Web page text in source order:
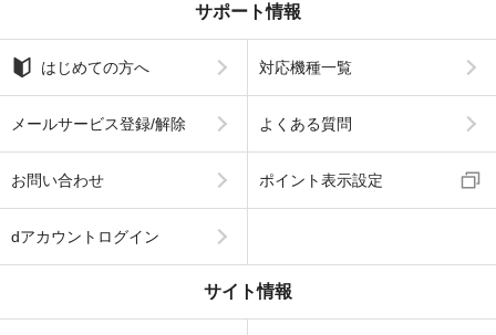
サポート情報
はじめての方へ 対応機種一覧
メールサービス登録/解除 よくある質問
お問い合わせ ポイント表示設定
dアカウントログイン
サイト情報